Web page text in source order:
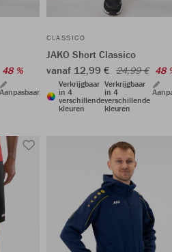
48 %
Aanpasbaar
CLASSICO
JAKO Short Classico
vanaf 12,99 € 24,99 € 48
Verkrijgbaar
in 4
verschillende
kleuren
Verkrijgbaar
in 4
verschillende
kleuren